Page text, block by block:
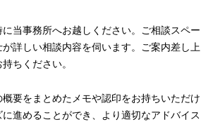
当事務所へお越しください。ご相談スペー
詳しい相談内容を伺います。ご案内差し上
ちください。
概要をまとめたメモや認印をお持ちいただけ
進めることができ、より適切なアドバイス